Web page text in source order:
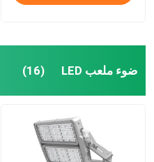
ضوء ملعب LED (16)